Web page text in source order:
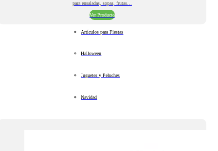
para ensaladas, sopas, frutas…
Ver Producto
Artículos para Fiestas
Halloween
Juguetes y Peluches
Navidad